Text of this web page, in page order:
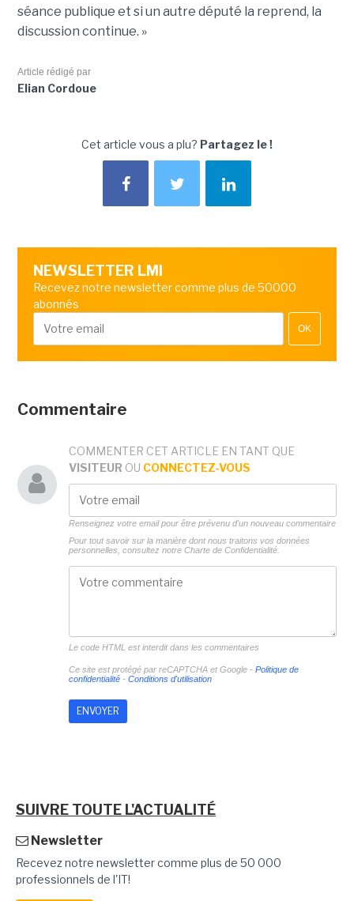
séance publique et si un autre député la reprend, la
discussion continue. »
Article rédigé par
Elian Cordoue
Cet article vous a plu? Partagez le !
NEWSLETTER LMI
Recevez notre newsletter comme plus de 50000
abonnés
OK
Commentaire
COMMENTER CET ARTICLE EN TANT QUE
VISITEUR OU CONNECTEZ-VOUS
Renseignez votre email pour être prévenu d'un nouveau commentaire
Pour tout savoir sur la manière dont nous traitons vos données
personnelles, consultez notre Charte de Confidentialité.
Le code HTML est interdit dans les commentaires
Ce site est protégé par reCAPTCHA et Google - Politique de
confidentialité- Conditions d'utilisation
SUIVRE TOUTE L'ACTUALITÉ
Newsletter
Recevez notre newsletter comme plus de 50 000
professionnels de l'IT!